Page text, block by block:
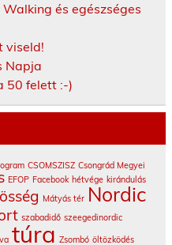
és egészséges
viseld!
Napja
50 felett :-)
CSOMSZISZ Csongrád Megyei
EFOP Facebook hétvége kirándulás
Mátyás tér Nordic
szabadidő szeegedinordic
túra Zsombó öltözködés